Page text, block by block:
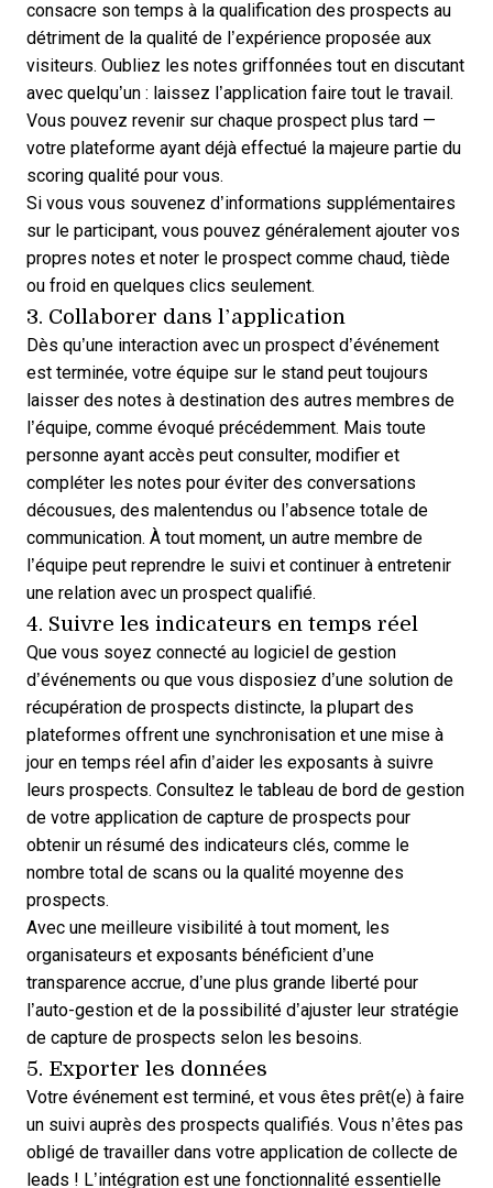
consacre son temps à la qualification des prospects au
détriment de la qualité de l’expérience proposée aux
visiteurs. Oubliez les notes griffonnées tout en discutant
avec quelqu’un : laissez l’application faire tout le travail.
Vous pouvez revenir sur chaque prospect plus tard —
votre plateforme ayant déjà effectué la majeure partie du
scoring qualité pour vous.
Si vous vous souvenez d’informations supplémentaires
sur le participant, vous pouvez généralement ajouter vos
propres notes et noter le prospect comme chaud, tiède
ou froid en quelques clics seulement.
3. Collaborer dans l’application
Dès qu’une interaction avec un prospect d’événement
est terminée, votre équipe sur le stand peut toujours
laisser des notes à destination des autres membres de
l’équipe, comme évoqué précédemment. Mais toute
personne ayant accès peut consulter, modifier et
compléter les notes pour éviter des conversations
décousues, des malentendus ou l’absence totale de
communication. À tout moment, un autre membre de
l’équipe peut reprendre le suivi et continuer à entretenir
une relation avec un prospect qualifié.
4. Suivre les indicateurs en temps réel
Que vous soyez connecté au logiciel de gestion
d’événements ou que vous disposiez d’une solution de
récupération de prospects distincte, la plupart des
plateformes offrent une synchronisation et une mise à
jour en temps réel afin d’aider les exposants à suivre
leurs prospects. Consultez le tableau de bord de gestion
de votre application de capture de prospects pour
obtenir un résumé des indicateurs clés, comme le
nombre total de scans ou la qualité moyenne des
prospects.
Avec une meilleure visibilité à tout moment, les
organisateurs et exposants bénéficient d’une
transparence accrue, d’une plus grande liberté pour
l’auto-gestion et de la possibilité d’ajuster leur stratégie
de capture de prospects selon les besoins.
5. Exporter les données
Votre événement est terminé, et vous êtes prêt(e) à faire
un suivi auprès des prospects qualifiés. Vous n’êtes pas
obligé de travailler dans votre application de collecte de
leads ! L’intégration est une fonctionnalité essentielle